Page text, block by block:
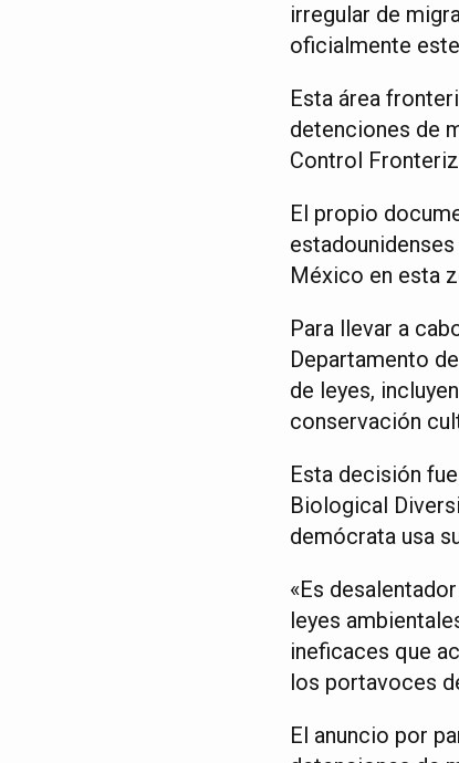
irregular de
oficialmente
Esta área
detenciones de
Control
El propio
México en esta
Para llevar a
Departamento
de leyes,
conservación
Esta decisión
Biological
demócrata usa
«Es
leyes
ineficaces que
los portavoces
El anuncio por